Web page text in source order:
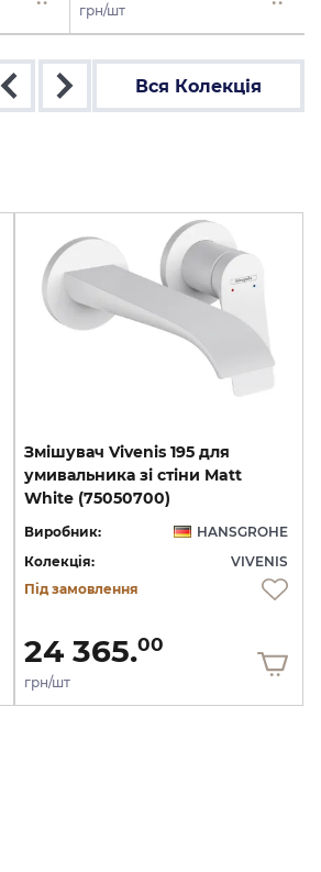
грн/шт
Вся Колекція
Змішувач Vivenis 195 для
умивальника зі стіни Matt
White (75050700)
Виробник:
HANSGROHE
Колекція:
VIVENIS
Під замовлення
24 365.00
грн/шт